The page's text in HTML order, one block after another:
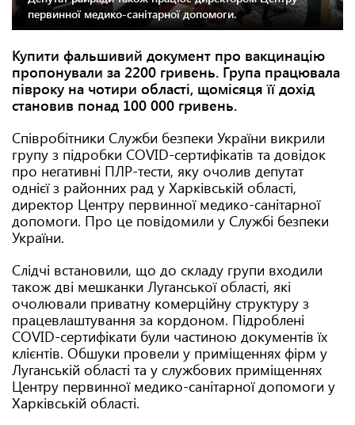
первинної медико-санітарної допомоги.
Купити фальшивий документ про вакцинацію
пропонували за 2200 гривень. Група працювала
півроку на чотири області, щомісяця її дохід
становив понад 100 000 гривень.
Співробітники Служби безпеки України викрили
групу з підробки COVID-сертифікатів та довідок
про негативні ПЛР-тести, яку очолив депутат
однієї з районних рад у Харківській області,
директор Центру первинної медико-санітарної
допомоги. Про це повідомили у Службі безпеки
України.
Слідчі встановили, що до складу групи входили
також дві мешканки Луганської області, які
очолювали приватну комерційну структуру з
працевлаштування за кордоном. Підроблені
COVID-сертифікати були частиною документів їх
клієнтів. Обшуки провели у приміщеннях фірм у
Луганській області та у службових приміщеннях
Центру первинної медико-санітарної допомоги у
Харківській області.